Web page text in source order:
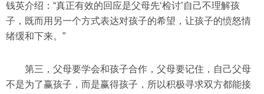
钱英介绍：“真正有效的回应是父母先‘检讨’自己不理解孩
子，既而用另一个方式表达对孩子的希望，让孩子的愤怒情
绪缓和下来。”
第三，父母要学会和孩子合作，父母要记住，自己父母
不是为了赢孩子，而是赢得孩子，所以积极寻求双方都能接